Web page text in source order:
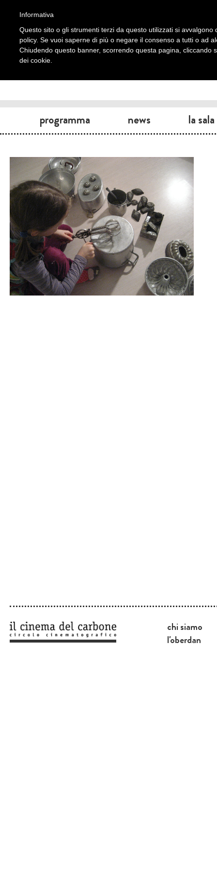
programma news la sala
chi siamo
l'oberdan
Informativa
Questo sito o gli strumenti terzi da questo utilizzati si
policy. Se vuoi saperne di più o negare il consenso a tutti o ad
Chiudendo questo banner, scorrendo questa pagina, cliccando
dei cookie.